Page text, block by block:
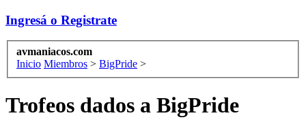
Ingresá o Registrate
avmaniacos.com
Inicio Miembros > BigPride >
Trofeos dados a BigPride